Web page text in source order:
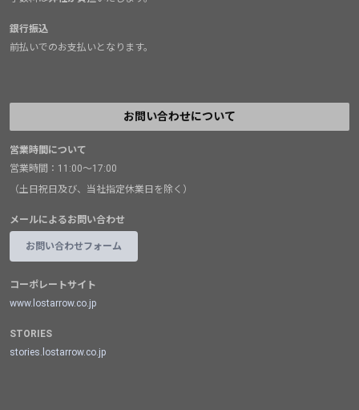
銀行振込
前払いでのお支払いとなります。
お問い合わせについて
営業時間について
営業時間：11:00～17:00
（土日祝日及び、当社指定休業日を除く）
メールによるお問い合わせ
お問い合わせフォーム
コーポレートサイト
www.lostarrow.co.jp
STORIES
stories.lostarrow.co.jp